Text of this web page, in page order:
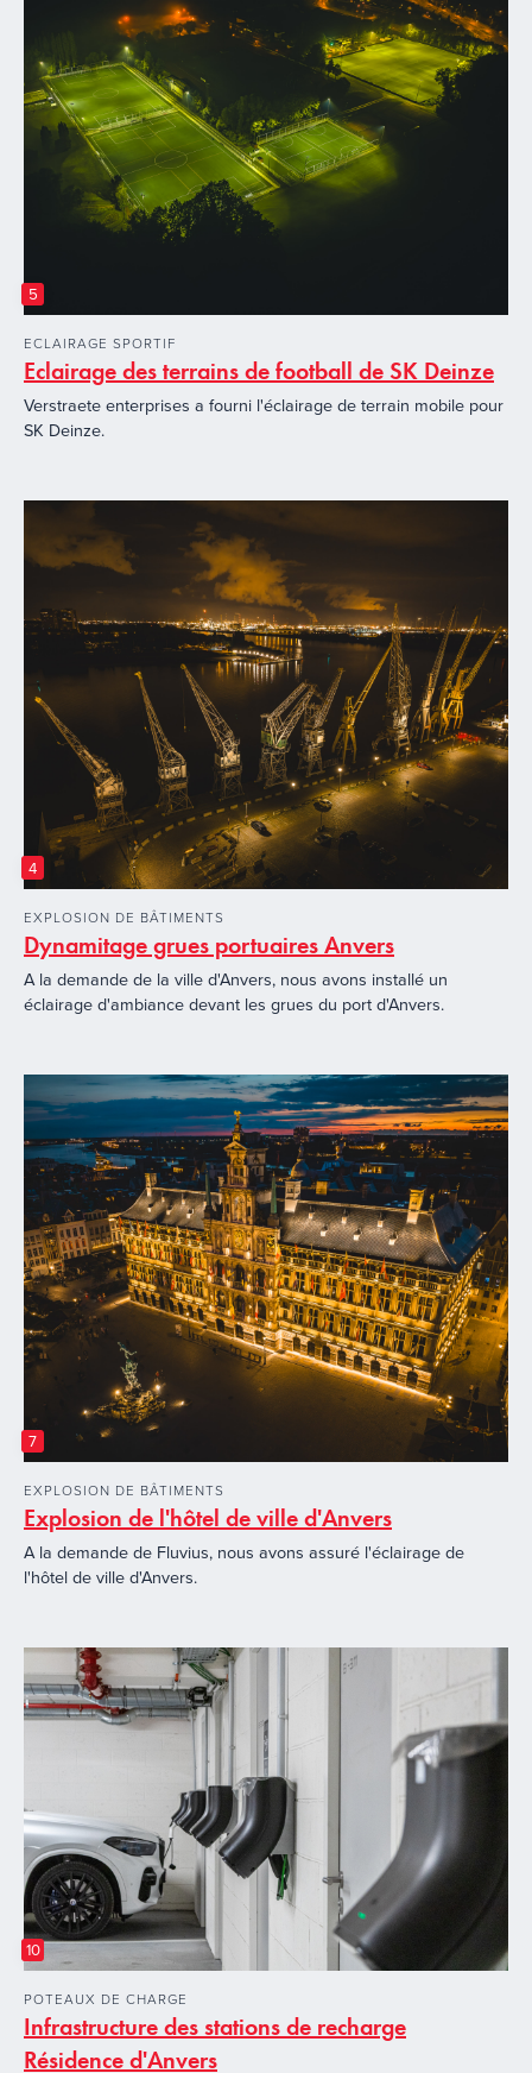
5
ECLAIRAGE SPORTIF
Eclairage des terrains de football de SK Deinze
Verstraete enterprises a fourni l'éclairage de terrain mobile pour
SK Deinze.
4
EXPLOSION DE BÂTIMENTS
Dynamitage grues portuaires Anvers
A la demande de la ville d'Anvers, nous avons installé un
éclairage d'ambiance devant les grues du port d'Anvers.
7
EXPLOSION DE BÂTIMENTS
Explosion de l'hôtel de ville d'Anvers
A la demande de Fluvius, nous avons assuré l'éclairage de
l'hôtel de ville d'Anvers.
10
POTEAUX DE CHARGE
Infrastructure des stations de recharge
Résidence d'Anvers